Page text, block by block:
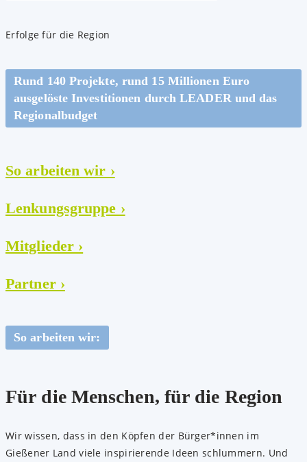
Erfolge für die Region
Rund 140 Projekte, rund 15 Millionen Euro
ausgelöste Investitionen durch LEADER und das
Regional­budget​
So arbeiten wir ›
Lenkungsgruppe ›
Mitglieder ›
Partner ›
So arbeiten wir:
Für die Menschen, für die Region
Wir wissen, dass in den Köpfen der Bürger*innen im
Gießener Land viele inspirierende Ideen schlummern. Und